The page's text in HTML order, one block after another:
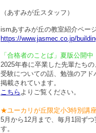
（あすみが丘スタッフ）
ismあすみが丘の教室紹介ペー
https://www.jasmec.co.jp/
「合格者のことば」夏版公開中
2025年春に卒業した先輩たちの
受験についての話、勉強のア
掲載されています。
こちら よりご覧ください。
★ユーカリが丘限定小3特別講
5月から12月まで、毎月1回ず
す。